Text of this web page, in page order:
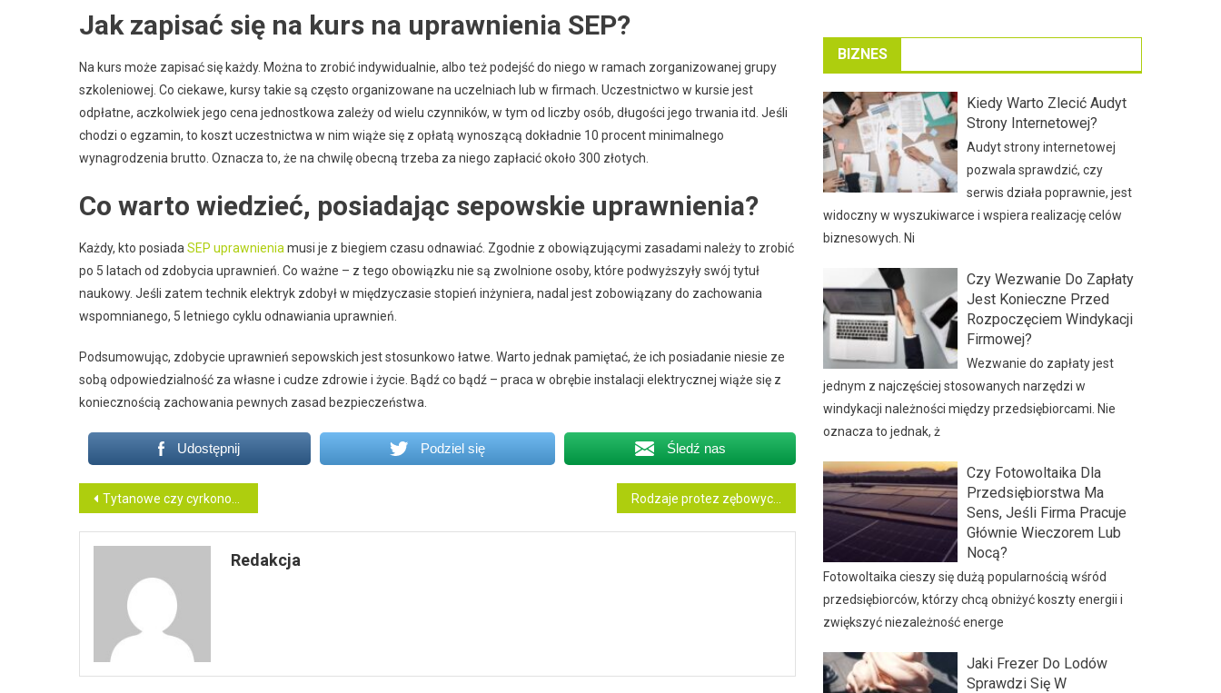
Jak zapisać się na kurs na uprawnienia SEP?
Na kurs może zapisać się każdy. Można to zrobić indywidualnie, albo też podejść do niego w ramach zorganizowanej grupy
szkoleniowej. Co ciekawe, kursy takie są często organizowane na uczelniach lub w firmach. Uczestnictwo w kursie jest
odpłatne, aczkolwiek jego cena jednostkowa zależy od wielu czynników, w tym od liczby osób, długości jego trwania itd. Jeśli
chodzi o egzamin, to koszt uczestnictwa w nim wiąże się z opłatą wynoszącą dokładnie 10 procent minimalnego
wynagrodzenia brutto. Oznacza to, że na chwilę obecną trzeba za niego zapłacić około 300 złotych.
Co warto wiedzieć, posiadając sepowskie uprawnienia?
Każdy, kto posiada SEP uprawnienia musi je z biegiem czasu odnawiać. Zgodnie z obowiązującymi zasadami należy to zrobić
po 5 latach od zdobycia uprawnień. Co ważne – z tego obowiązku nie są zwolnione osoby, które podwyższyły swój tytuł
naukowy. Jeśli zatem technik elektryk zdobył w międzyczasie stopień inżyniera, nadal jest zobowiązany do zachowania
wspomnianego, 5 letniego cyklu odnawiania uprawnień.
Podsumowując, zdobycie uprawnień sepowskich jest stosunkowo łatwe. Warto jednak pamiętać, że ich posiadanie niesie ze
sobą odpowiedzialność za własne i cudze zdrowie i życie. Bądź co bądź – praca w obrębie instalacji elektrycznej wiąże się z
koniecznością zachowania pewnych zasad bezpieczeństwa.
Udostępnij Podziel się Śledź nas
Nawigacja
wpisu
Tytanowe czy cyrkonowe implanty Sosnowiec – co wybrać? Rodzaje protez zębowych
Redakcja
BIZNES
Kiedy Warto Zlecić Audyt
Strony Internetowej?
Audyt strony internetowej
pozwala sprawdzić, czy
serwis działa poprawnie, jest
widoczny w wyszukiwarce i wspiera realizację celów
biznesowych. Ni
Czy Wezwanie Do Zapłaty
Jest Konieczne Przed
Rozpoczęciem Windykacji
Firmowej?
Wezwanie do zapłaty jest
jednym z najczęściej stosowanych narzędzi w
windykacji należności między przedsiębiorcami. Nie
oznacza to jednak, ż
Czy Fotowoltaika Dla
Przedsiębiorstwa Ma
Sens, Jeśli Firma Pracuje
Głównie Wieczorem Lub
Nocą?
Fotowoltaika cieszy się dużą popularnością wśród
przedsiębiorców, którzy chcą obniżyć koszty energii i
zwiększyć niezależność energe
Jaki Frezer Do Lodów
Sprawdzi Się W